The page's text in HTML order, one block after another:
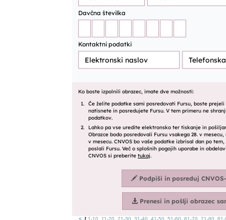
< [ 1-10 11-20 21-30 31-40 41-50 51-60 61-70 71-80
81-